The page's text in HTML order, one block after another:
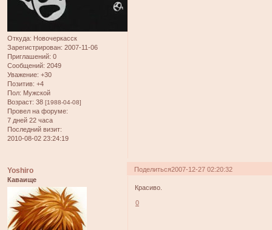
Откуда: Новочеркасск
Зарегистрирован: 2007-11-06
Приглашений: 0
Сообщений: 2049
Уважение: +30
Позитив: +4
Пол: Мужской
Возраст: 38 [1988-04-08]
Провел на форуме:
7 дней 22 часа
Последний визит:
2010-08-02 23:24:19
Поделиться2007-12-27 02:20:32
Yoshiro
Каваище
Красиво.
0